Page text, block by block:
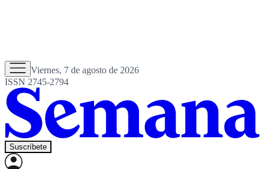
Viernes, 7 de agosto de 2026
ISSN 2745-2794
Suscríbete